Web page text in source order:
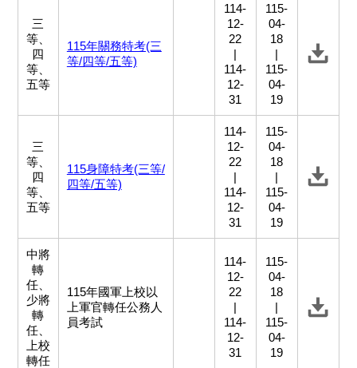
三
等、
四
等、
五等
115年關務特考(三
等/四等/五等)
114-
12-
22
|
114-
12-
31
115-
04-
18
|
115-
04-
19
三
等、
四
等、
五等
115身障特考(三等/
四等/五等)
114-
12-
22
|
114-
12-
31
115-
04-
18
|
115-
04-
19
中將
轉
任、
少將
轉
任、
上校
轉任
115年國軍上校以
上軍官轉任公務人
員考試
114-
12-
22
|
114-
12-
31
115-
04-
18
|
115-
04-
19